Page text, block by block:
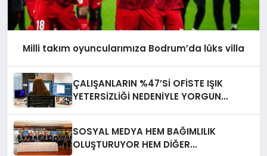
Milli takım oyuncularımıza Bodrum’da lüks villa
ÇALIŞANLARIN %47’Sİ OFİSTE IŞIK
YETERSİZLİĞİ NEDENİYLE YORGUN
SOSYAL MEDYA HEM BAĞIMLILIK
OLUŞTURUYOR HEM DİĞER